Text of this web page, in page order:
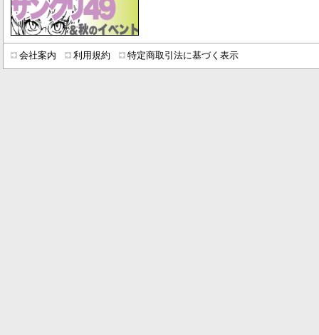
会社案内 利用規約 特定商取引法に基づく表示